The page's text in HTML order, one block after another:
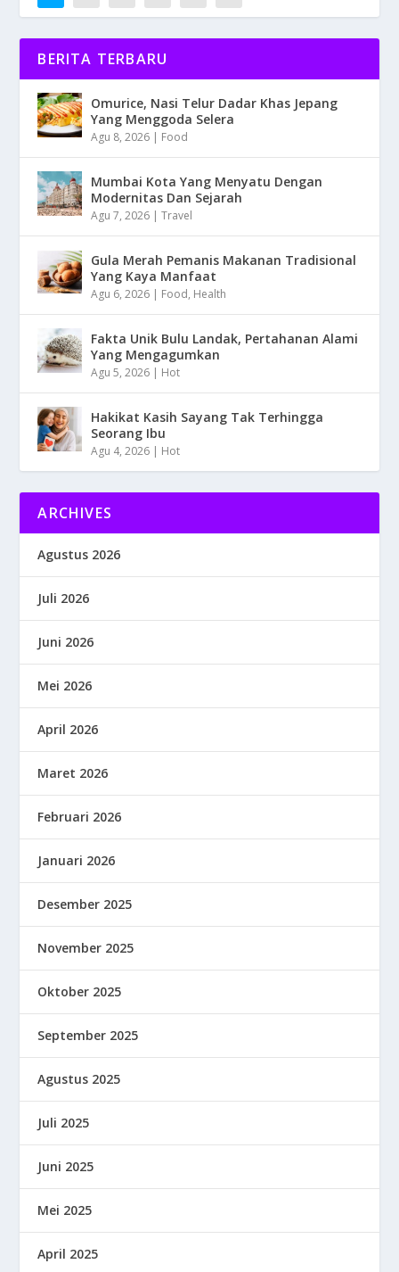
BERITA TERBARU
Omurice, Nasi Telur Dadar Khas Jepang
Yang Menggoda Selera
Agu 8, 2026 | Food
Mumbai Kota Yang Menyatu Dengan
Modernitas Dan Sejarah
Agu 7, 2026 |Travel
Gula Merah Pemanis Makanan Tradisional
Yang Kaya Manfaat
Agu 6, 2026 | Food, Health
Fakta Unik Bulu Landak, Pertahanan Alami
Yang Mengagumkan
Agu 5, 2026 | Hot
Hakikat Kasih Sayang Tak Terhingga
Seorang Ibu
Agu 4, 2026 | Hot
ARCHIVES
Agustus 2026
Juli 2026
Juni 2026
Mei 2026
April 2026
Maret 2026
Februari 2026
Januari 2026
Desember 2025
November 2025
Oktober 2025
September 2025
Agustus 2025
Juli 2025
Juni 2025
Mei 2025
April 2025